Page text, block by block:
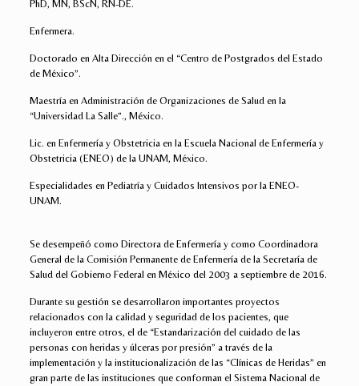
PhD, MN, BScN, RN-DE.
Enfermera.
Doctorado en Alta Dirección en el “Centro de Postgrados del Estado
de México”.
Maestría en Administración de Organizaciones de Salud en la
“Universidad La Salle”., México.
Lic. en Enfermería y Obstetricia en la Escuela Nacional de Enfermería y
Obstetricia (ENEO) de la UNAM, México.
Especialidades en Pediatría y Cuidados Intensivos por la ENEO-
UNAM.
Se desempeñó como Directora de Enfermería y como Coordinadora
General de la Comisión Permanente de Enfermería de la Secretaría de
Salud del Gobierno Federal en México del 2003 a septiembre de 2016.
Durante su gestión se desarrollaron importantes proyectos
relacionados con la calidad y seguridad de los pacientes, que
incluyeron entre otros, el de “Estandarización del cuidado de las
personas con heridas y úlceras por presión” a través de la
implementación y la institucionalización de las “Clínicas de Heridas” en
gran parte de las instituciones que conforman el Sistema Nacional de